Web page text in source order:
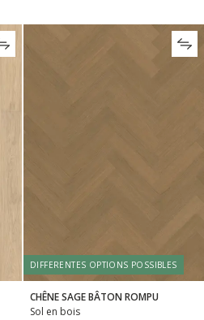
DIFFERENTES OPTIONS POSSIBLES
CHÊNE SAGE BÂTON ROMPU
Sol en bois